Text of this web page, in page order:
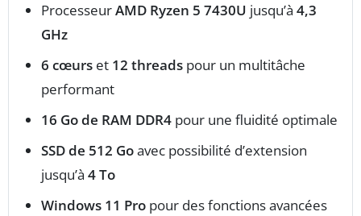
ProcesseurAMD Ryzen 5 7430U jusqu’à 4,3
GHz
6 cœurs et 12 threads pour un multitâche
performant
16 Go de RAM DDR4 pour une fluidité optimale
SSD de 512 Goavec possibilité d’extension
jusqu’à 4 To
Windows 11 Pro pour des fonctions avancées